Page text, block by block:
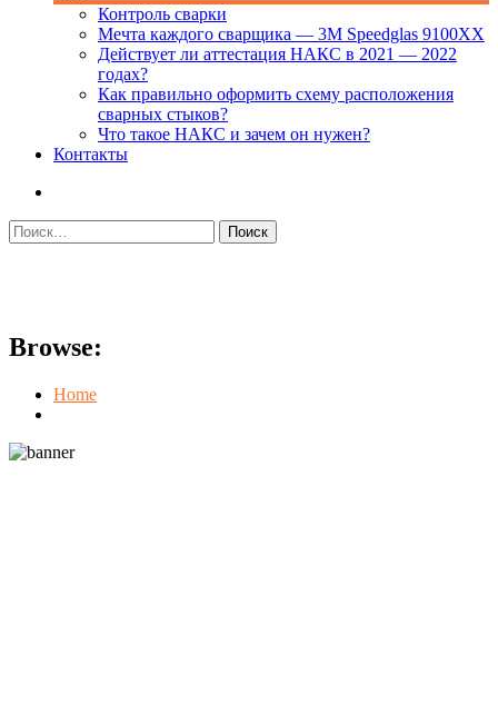
Контроль сварки
Мечта каждого сварщика — 3М Speedglas 9100XX
Действует ли аттестация НАКС в 2021 — 2022
годах?
Как правильно оформить схему расположения
сварных стыков?
Что такое НАКС и зачем он нужен?
Контакты
Найти:
Browse:
Home